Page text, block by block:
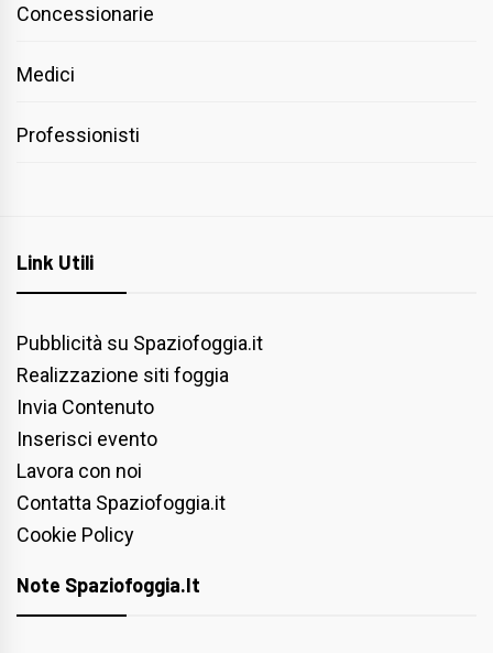
Concessionarie
Medici
Professionisti
Link Utili
Pubblicità su Spaziofoggia.it
Realizzazione siti foggia
Invia Contenuto
Inserisci evento
Lavora con noi
Contatta Spaziofoggia.it
Cookie Policy
Note Spaziofoggia.it